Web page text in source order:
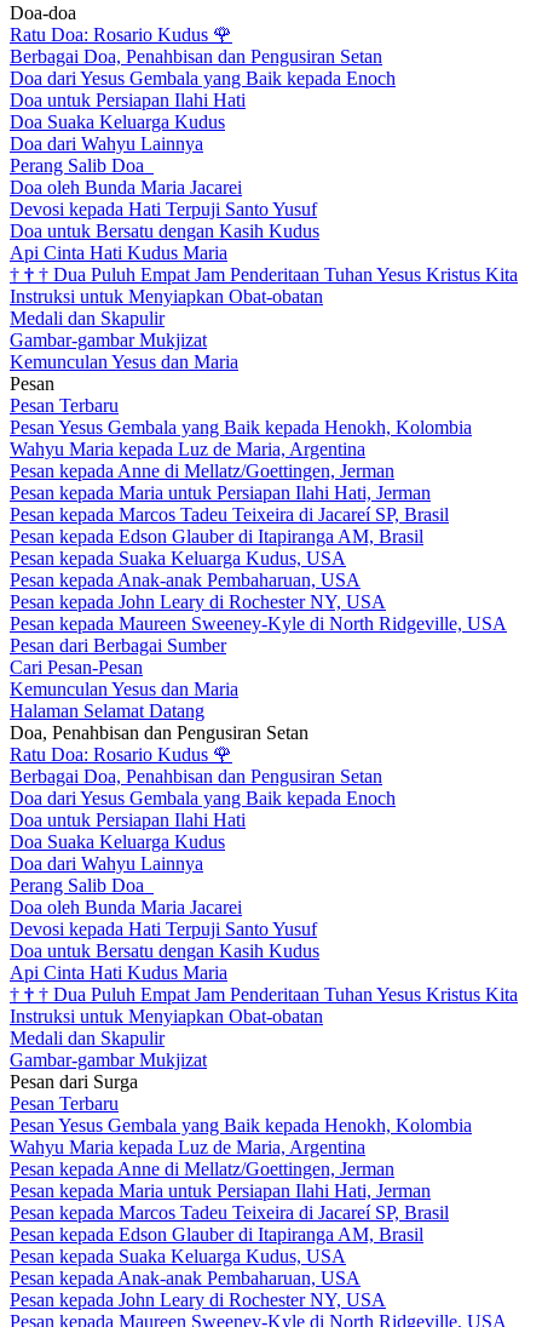
Doa-doa
Ratu Doa: Rosario Kudus 🌹
Berbagai Doa, Penahbisan dan Pengusiran Setan
Doa dari Yesus Gembala yang Baik kepada Enoch
Doa untuk Persiapan Ilahi Hati
Doa Suaka Keluarga Kudus
Doa dari Wahyu Lainnya
Perang Salib Doa
Doa oleh Bunda Maria Jacarei
Devosi kepada Hati Terpuji Santo Yusuf
Doa untuk Bersatu dengan Kasih Kudus
Api Cinta Hati Kudus Maria
† † † Dua Puluh Empat Jam Penderitaan Tuhan Yesus Kristus Kita
Instruksi untuk Menyiapkan Obat-obatan
Medali dan Skapulir
Gambar-gambar Mukjizat
Kemunculan Yesus dan Maria
Pesan
Pesan Terbaru
Pesan Yesus Gembala yang Baik kepada Henokh, Kolombia
Wahyu Maria kepada Luz de Maria, Argentina
Pesan kepada Anne di Mellatz/Goettingen, Jerman
Pesan kepada Maria untuk Persiapan Ilahi Hati, Jerman
Pesan kepada Marcos Tadeu Teixeira di Jacareí SP, Brasil
Pesan kepada Edson Glauber di Itapiranga AM, Brasil
Pesan kepada Suaka Keluarga Kudus, USA
Pesan kepada Anak-anak Pembaharuan, USA
Pesan kepada John Leary di Rochester NY, USA
Pesan kepada Maureen Sweeney-Kyle di North Ridgeville, USA
Pesan dari Berbagai Sumber
Cari Pesan-Pesan
Kemunculan Yesus dan Maria
Halaman Selamat Datang
Doa, Penahbisan dan Pengusiran Setan
Ratu Doa: Rosario Kudus 🌹
Berbagai Doa, Penahbisan dan Pengusiran Setan
Doa dari Yesus Gembala yang Baik kepada Enoch
Doa untuk Persiapan Ilahi Hati
Doa Suaka Keluarga Kudus
Doa dari Wahyu Lainnya
Perang Salib Doa
Doa oleh Bunda Maria Jacarei
Devosi kepada Hati Terpuji Santo Yusuf
Doa untuk Bersatu dengan Kasih Kudus
Api Cinta Hati Kudus Maria
† † † Dua Puluh Empat Jam Penderitaan Tuhan Yesus Kristus Kita
Instruksi untuk Menyiapkan Obat-obatan
Medali dan Skapulir
Gambar-gambar Mukjizat
Pesan dari Surga
Pesan Terbaru
Pesan Yesus Gembala yang Baik kepada Henokh, Kolombia
Wahyu Maria kepada Luz de Maria, Argentina
Pesan kepada Anne di Mellatz/Goettingen, Jerman
Pesan kepada Maria untuk Persiapan Ilahi Hati, Jerman
Pesan kepada Marcos Tadeu Teixeira di Jacareí SP, Brasil
Pesan kepada Edson Glauber di Itapiranga AM, Brasil
Pesan kepada Suaka Keluarga Kudus, USA
Pesan kepada Anak-anak Pembaharuan, USA
Pesan kepada John Leary di Rochester NY, USA
Pesan kepada Maureen Sweeney-Kyle di North Ridgeville, USA